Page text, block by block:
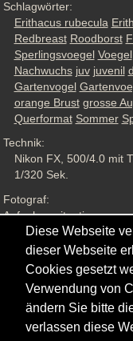
Schlagwörter:
Erithacus rubecula
Redbreast Roodborst
Sperlingsvoegel Voegel
Nachwuchs juv juvenil
Gartenvogel
orange Brust grosse
Querformat Sommer
Technik:
Nikon FX, 500/4.0 mit
1/320 Sek.
Fotograf:
Aufnahmesituation:
Ansichten:
Copyright © -
Diese Webseite
dieser Webseite
Cookies gesetzt
Verwendung von
ändern Sie bitte
verlassen diese